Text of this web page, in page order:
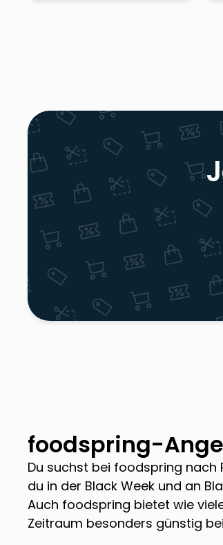
foodspring-
Du suchst bei foodspring nach
du in der Black Week und an
Auch foodspring bietet wie
Zeitraum besonders günstig bei